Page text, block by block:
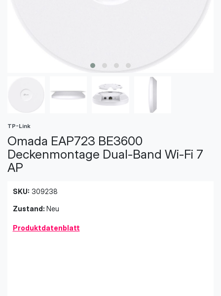
TP-Link
Omada EAP723 BE3600
Deckenmontage Dual-Band Wi-Fi 7
AP
SKU: 309238
Zustand: Neu
Produktdatenblatt